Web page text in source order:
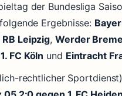
der Bundesliga
Ergebnisse:
Leipzig,Werder
FC Köln und Eintracht
rechtlicher